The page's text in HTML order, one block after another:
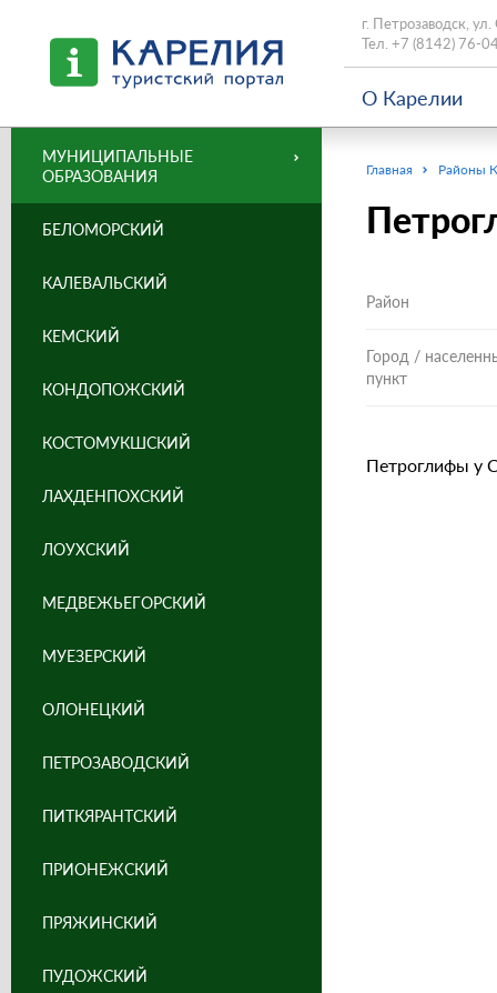
г. Петрозаводск,
Тел. +7 (8142) 76-
О Карелии
Главная Районы
Район
Город /
пункт
Петроглифы у
МУНИЦИПАЛЬНЫЕ
ОБРАЗОВАНИЯ
БЕЛОМОРСКИЙ
КАЛЕВАЛЬСКИЙ
КЕМСКИЙ
КОНДОПОЖСКИЙ
КОСТОМУКШСКИЙ
ЛАХДЕНПОХСКИЙ
ЛОУХСКИЙ
МЕДВЕЖЬЕГОРСКИЙ
МУЕЗЕРСКИЙ
ОЛОНЕЦКИЙ
ПЕТРОЗАВОДСКИЙ
ПИТКЯРАНТСКИЙ
ПРИОНЕЖСКИЙ
ПРЯЖИНСКИЙ
ПУДОЖСКИЙ